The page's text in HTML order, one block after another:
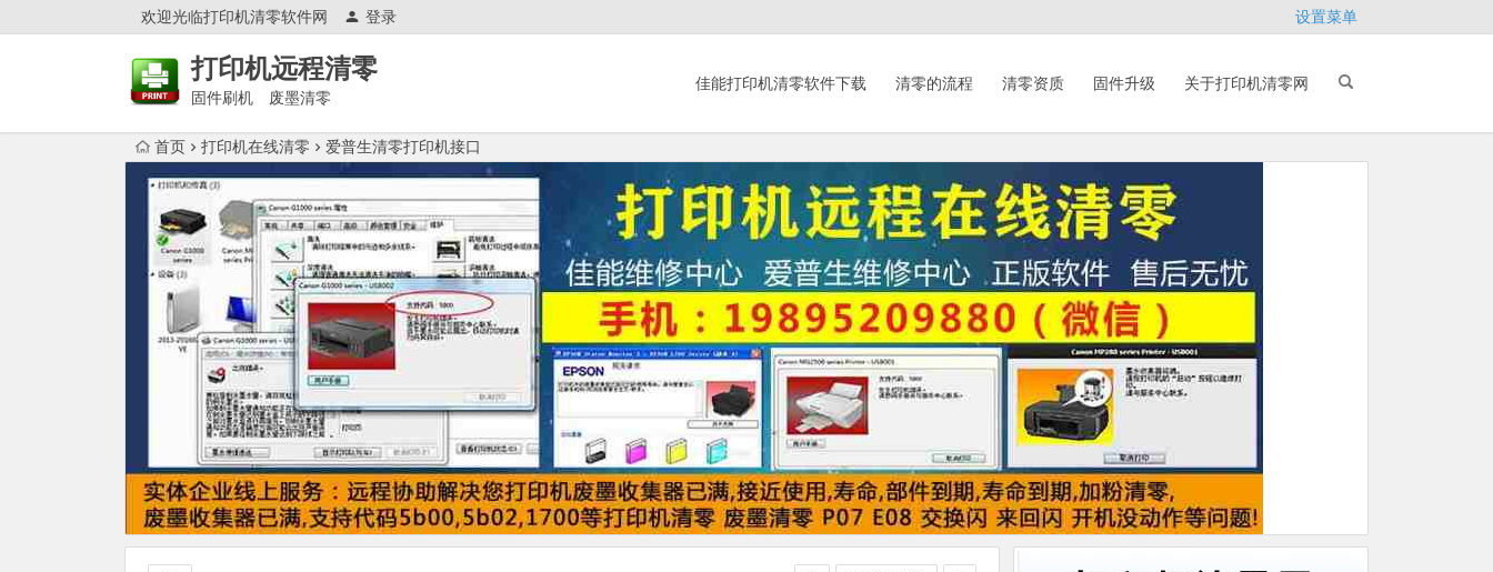
欢迎光临打印机清零软件网 登录 设置菜单
打印机远程清零
固件刷机 废墨清零
佳能打印机清零软件下载 清零的流程 清零资质 固件升级 关于打印机清零网
首页 打印机在线清零 爱普生清零打印机接口